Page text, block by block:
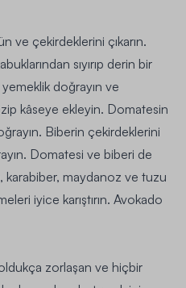
ve çekirdeklerini çıkarın.
sıyırıp derin bir
doğrayın ve
ezip kâseye ekleyin. Domatesin
Biberin çekirdeklerini
Domatesi ve biberi de
karabiber, maydanoz ve tuzu
iyice karıştırın. Avokado
oldukça zorlaşan ve hiçbir